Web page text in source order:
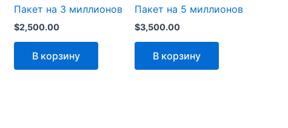
Пакет на 3 миллионов
$2,500.00
В корзину
Пакет на 5 миллионов
$3,500.00
В корзину